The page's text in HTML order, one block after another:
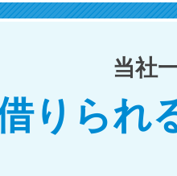
当社
りられ